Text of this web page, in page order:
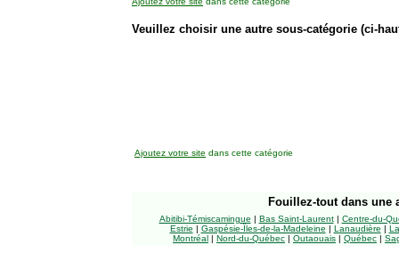
Veuillez choisir une autre sous-catégorie (ci-
Ajoutez votre site dans cette catégorie
Fouillez-tout dans une
Abitibi-Témiscamingue | Bas Saint-Laurent| Centre-du-
Estrie | Gaspésie-Îles-de-la-Madeleine | Lanaudière |
Montréal | Nord-du-Québec | Outaouais | Québec |